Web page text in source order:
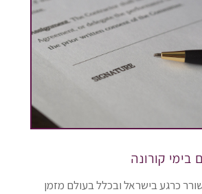
בימי קורונה
כרגע בישראל ובכלל בעולם מזמן